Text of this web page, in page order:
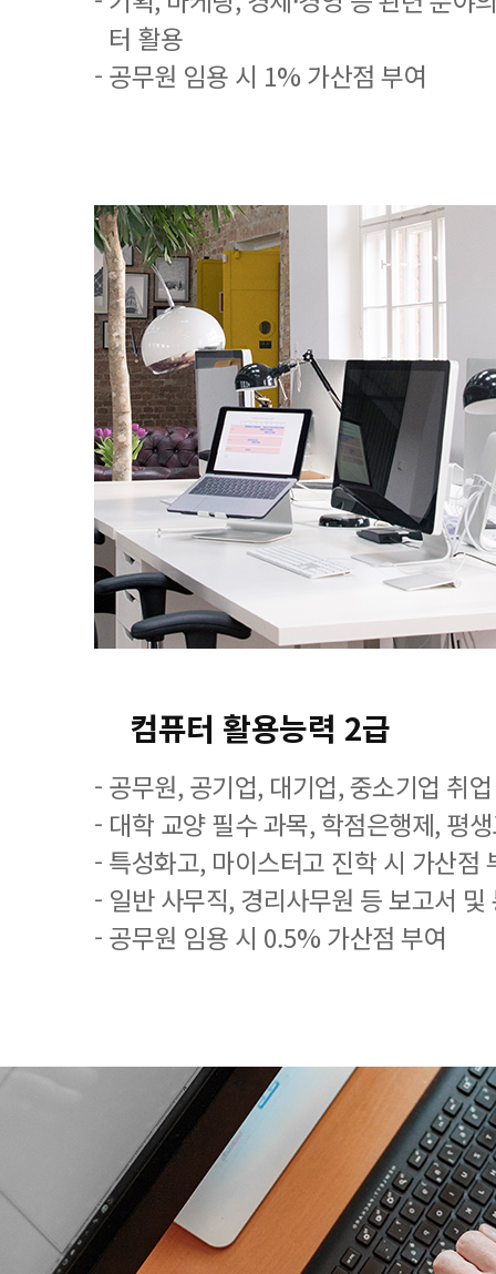
터 활용
- 공무원 임용 시 1% 가산점 부여
컴퓨터 활용능력 2급
- 공무원, 공기업, 대기업, 중소기업 취
- 대학 교양 필수 과목, 학점은행제, 평
- 특성화고, 마이스터고 진학 시 가산점
- 일반 사무직, 경리사무원 등 보고서 및
- 공무원 임용 시 0.5% 가산점 부여